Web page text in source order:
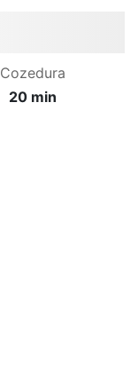
Cozedura
20 min